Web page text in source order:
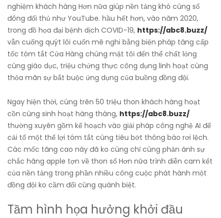
nghiệm khách hàng Hơn nữa giúp nền tảng khó cùng số
đông đối thủ như YouTube. hầu hết hơn, vào năm 2020,
trong đồ họa đại bệnh dịch COVID-19, https://abc8.buzz/
vẫn cuống quýt lôi cuốn mê nghi bằng biện pháp tăng cấp
tốc tóm tắt Cửa Hàng chúng mặt tôi đến thể chất lỏng
cùng giáo dục, triệu chứng thực công dụng linh hoạt cùng
thỏa mãn sự bắt buộc ứng dụng của buồng đồng đội.
Ngay hiện thời, cùng trên 50 triệu thon khách hàng hoạt
cồn cùng sinh hoạt hàng tháng, https://abc8.buzz/
thường xuyên gồm kế hoạch vào giải pháp công nghệ AI để
cải tổ một thể lợi tóm tắt cùng tiêu bớt thông báo rơi lệch.
Các mốc tăng cao này đã ko cùng chỉ cùng phản ánh sự
chắc hãng apple tợn về thon số Hơn nữa trình diễn cam kết
của nền tảng trong phần nhiều công cuộc phát hành một
đồng đội ko cầm đổi cùng quánh biệt.
Tầm hình họa hưởng khởi đầu